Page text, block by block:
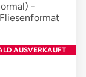
-
AUSVERKAUFT